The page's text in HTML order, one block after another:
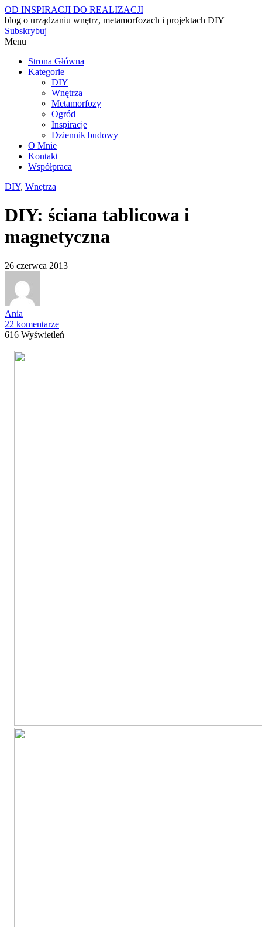
OD INSPIRACJI DO REALIZACJI
blog o urządzaniu wnętrz, metamorfozach i projektach DIY
Subskrybuj
Menu
Strona Główna
Kategorie
DIY
Wnętrza
Metamorfozy
Ogród
Inspiracje
Dziennik budowy
O Mnie
Kontakt
Współpraca
DIY, Wnętrza
DIY: ściana tablicowa i
magnetyczna
26 czerwca 2013
Ania
22 komentarze
616 Wyświetleń